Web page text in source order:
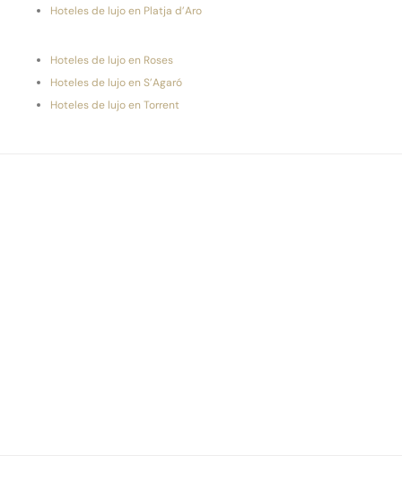
Hoteles de lujo en Platja d’Aro
Hoteles de lujo en Roses
Hoteles de lujo en S’Agaró
Hoteles de lujo en Torrent